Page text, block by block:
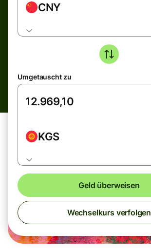
CNY
Umgetauscht zu
KGS
Geld überweisen
Wechselkurs verfolgen